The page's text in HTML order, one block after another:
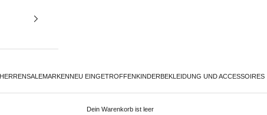
HERRENSALEMARKEN NEU EINGETROFFEN KINDER BEKLEIDUNG UND ACCESSOIRES
Dein Warenkorb ist leer